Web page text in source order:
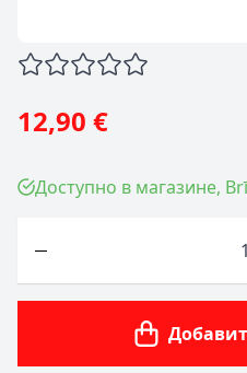
12,90 €
Доступно в магазине,